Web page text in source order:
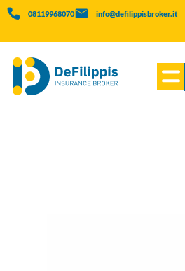
08119968070 info@defilippisbroker.it